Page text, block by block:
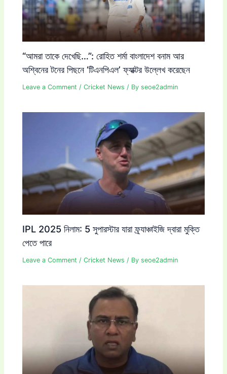
“আমরা তাকে দেখেছি…”: রোহিত শর্মা বাংলাদেশ বনাম আর
অশ্বিনের টনের পিছনে ‘টিএনপিএল’ ফ্যাক্টর উল্লেখ করেছেন
Leave a Comment /Cricket News / Byseoe2admin
IPL 2025 নিলাম: 5 সুপারস্টার যারা ফ্র্যাঞ্চাইজি দ্বারা মুক্তি
পেতে পারে
Leave a Comment /Cricket News / Byseoe2admin